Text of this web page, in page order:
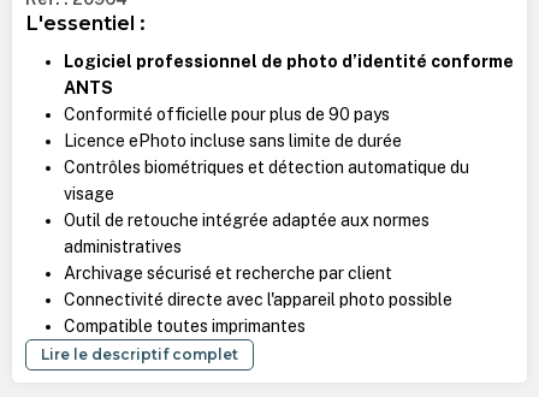
L'essentiel :
Logiciel professionnel de photo d’identité conforme
ANTS
Conformité officielle pour plus de 90 pays
Licence ePhoto incluse sans limite de durée
Contrôles biométriques et détection automatique du
visage
Outil de retouche intégrée adaptée aux normes
administratives
Archivage sécurisé et recherche par client
Connectivité directe avec l'appareil photo possible
Compatible toutes imprimantes
Lire le descriptif complet